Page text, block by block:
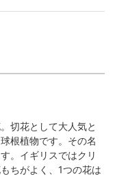
切花として大人気と
根植物です。その名
。イギリスではクリ
ちがよく、1つの花は